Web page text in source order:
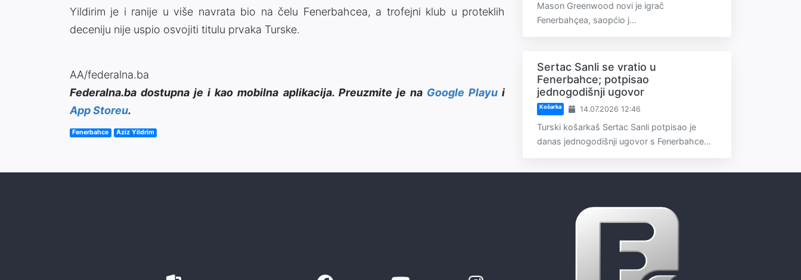
Yildirim je i ranije u više navrata bio na čelu Fenerbahcea, a trofejni klub u proteklih
deceniju nije uspio osvojiti titulu prvaka Turske.
AA/federalna.ba
Federalna.ba dostupna je i kao mobilna aplikacija. Preuzmite je na Google Playui
App Storeu.
Fenerbahce Aziz Yildrim
Mason Greenwood novi je igrač
Fenerbahçea, saopćio j...
Sertac Sanli se vratio u
Fenerbahce; potpisao
jednogodišnji ugovor
Košarka 14.07.2026 12:46
Turski košarkaš Sertac Sanli potpisao je
danas jednogodišnji ugovor s Fenerbahce...